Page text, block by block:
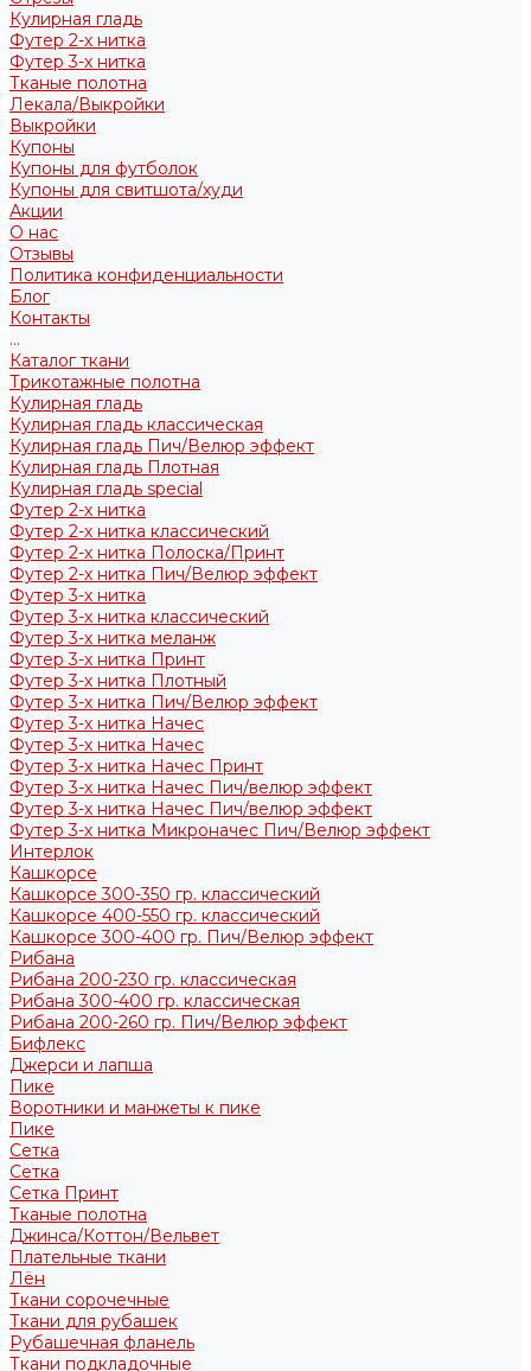
Кулирная гладь
Футер 2-х нитка
Футер 3-х нитка
Тканые полотна
Лекала/Выкройки
Выкройки
Купоны
Купоны для футболок
Купоны для свитшота/худи
Акции
О нас
Отзывы
Политика конфиденциальности
Блог
Контакты
...
Каталог ткани
Трикотажные полотна
Кулирная гладь
Кулирная гладь классическая
Кулирная гладь Пич/Велюр эффект
Кулирная гладь Плотная
Кулирная гладь special
Футер 2-х нитка
Футер 2-х нитка классический
Футер 2-х нитка Полоска/Принт
Футер 2-х нитка Пич/Велюр эффект
Футер 3-х нитка
Футер 3-х нитка классический
Футер 3-х нитка меланж
Футер 3-х нитка Принт
Футер 3-х нитка Плотный
Футер 3-х нитка Пич/Велюр эффект
Футер 3-х нитка Начес
Футер 3-х нитка Начес
Футер 3-х нитка Начес Принт
Футер 3-х нитка Начес Пич/велюр эффект
Футер 3-х нитка Начес Пич/велюр эффект
Футер 3-х нитка Микроначес Пич/Велюр эффект
Интерлок
Кашкорсе
Кашкорсе 300-350 гр. классический
Кашкорсе 400-550 гр. классический
Кашкорсе 300-400 гр. Пич/Велюр эффект
Рибана
Рибана 200-230 гр. классическая
Рибана 300-400 гр. классическая
Рибана 200-260 гр. Пич/Велюр эффект
Бифлекс
Джерси и лапша
Пике
Воротники и манжеты к пике
Пике
Сетка
Сетка
Сетка Принт
Тканые полотна
Джинса/Коттон/Вельвет
Плательные ткани
Лён
Ткани сорочечные
Ткани для рубашек
Рубашечная фланель
Ткани подкладочные